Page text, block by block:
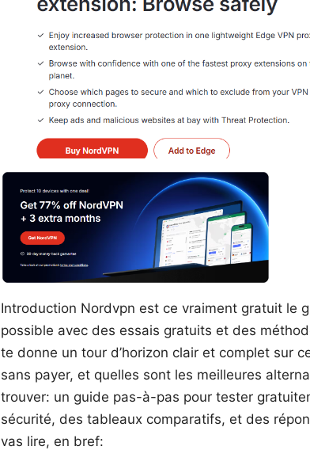
Introduction Nordvpn est ce vraiment gratuit le
possible avec des essais gratuits et des
te donne un tour d’horizon clair et complet sur
sans payer, et quelles sont les meilleures
trouver: un guide pas-à-pas pour tester
sécurité, des tableaux comparatifs, et des
vas lire, en bref: